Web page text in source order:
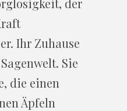
Ihr Zuhause
Sie
die einen
Äpfeln